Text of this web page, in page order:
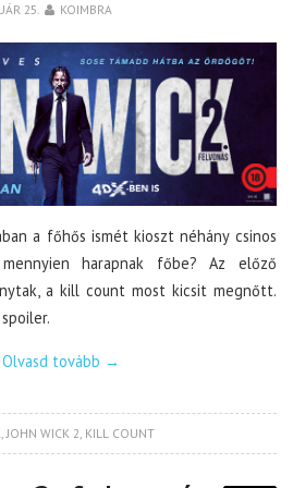
25. KOIMBRA
a főhős ismét kioszt néhány csinos
harapnak főbe? Az előző
a kill count most kicsit megnőtt.
Olvasd tovább →
,JOHN WICK 2, KILL COUNT